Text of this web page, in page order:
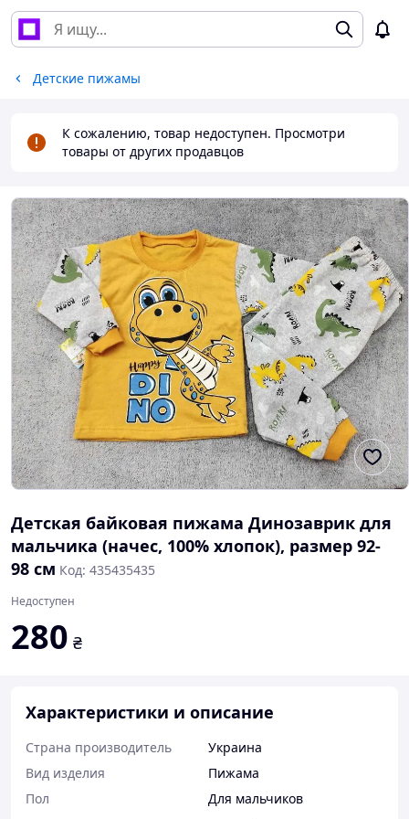
Детские пижамы
К сожалению, товар недоступен. Просмотри
товары от других продавцов
Детская байковая пижама Динозаврик для
мальчика (начес, 100% хлопок), размер 92-
98 см Код: 435435435
Недоступен
280 ₴
Характеристики и описание
Страна производитель
Украина
Вид изделия
Пижама
Пол
Для мальчиков